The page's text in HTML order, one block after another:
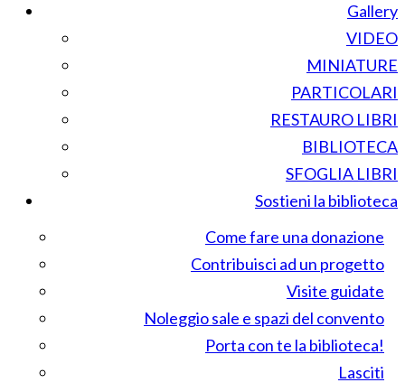
Gallery
VIDEO
MINIATURE
PARTICOLARI
RESTAURO LIBRI
BIBLIOTECA
SFOGLIA LIBRI
Sostieni la biblioteca
Come fare una donazione
Contribuisci ad un progetto
Visite guidate
Noleggio sale e spazi del convento
Porta con te la biblioteca!
Lasciti